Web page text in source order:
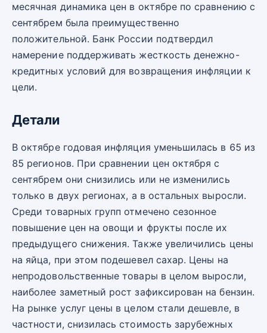
месячная динамика цен в октябре по сравнению с
сентябрем была преимущественно
положительной. Банк России подтвердил
намерение поддерживать жесткость денежно-
кредитных условий для возвращения инфляции к
цели.
Детали
В октябре годовая инфляция уменьшилась в 65 из
85 регионов. При сравнении цен октября с
сентябрем они снизились или не изменились
только в двух регионах, а в остальных выросли.
Среди товарных групп отмечено сезонное
повышение цен на овощи и фрукты после их
предыдущего снижения. Также увеличились цены
на яйца, при этом подешевел сахар. Цены на
непродовольственные товары в целом выросли,
наиболее заметный рост зафиксирован на бензин.
На рынке услуг цены в целом стали дешевле, в
частности, снизилась стоимость зарубежных